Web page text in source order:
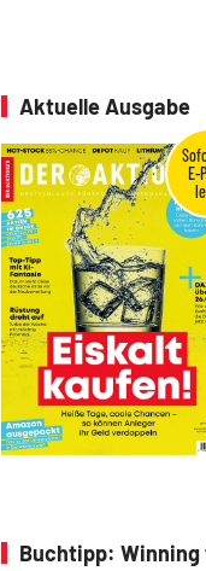
Aktuelle Ausgabe
Buchtipp: Winning